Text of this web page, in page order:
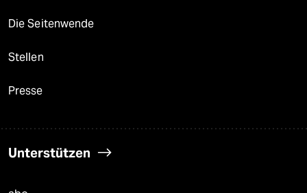
Die Seitenwende
Stellen
Presse
Unterstützen